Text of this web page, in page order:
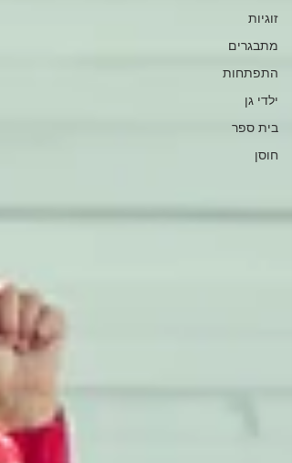
זוגיות
מתבגרים
התפתחות
ילדי גן
בית ספר
חוסן